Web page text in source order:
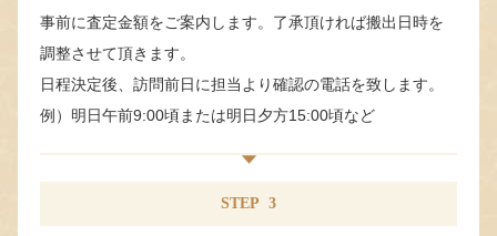
事前に査定金額をご案内します。了承頂ければ搬出日時を
調整させて頂きます。
日程決定後、訪問前日に担当より確認の電話を致します。
例）明日午前9:00頃または明日夕方15:00頃など
STEP 3